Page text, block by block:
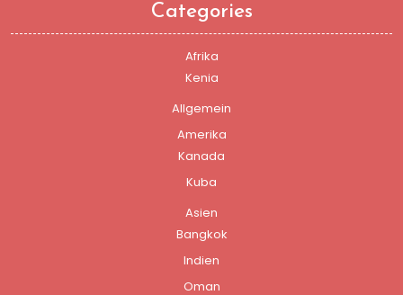
Categories
Afrika
Kenia
Allgemein
Amerika
Kanada
Kuba
Asien
Bangkok
Indien
Oman